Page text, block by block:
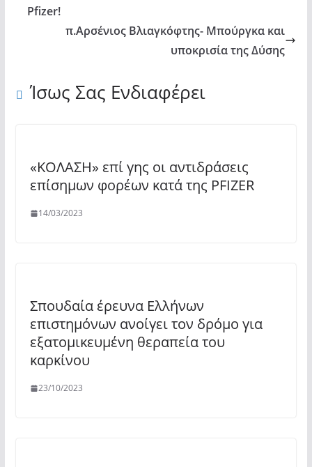
Pfizer!
π.Αρσένιος Βλιαγκόφτης- Μπούργκα και
υποκρισία της Δύσης
Ίσως Σας Ενδιαφέρει
«ΚΟΛΑΣΗ» επί γης οι αντιδράσεις
επίσημων φορέων κατά της PFIZER
14/03/2023
Σπουδαία έρευνα Ελλήνων
επιστημόνων ανοίγει τον δρόμο για
εξατομικευμένη θεραπεία του
καρκίνου
23/10/2023